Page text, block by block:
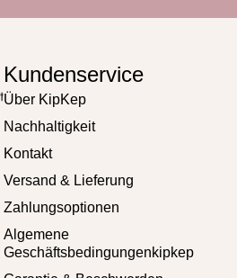
Kundenservice
Über KipKep
Nachhaltigkeit
Kontakt
Versand & Lieferung
Zahlungsoptionen
Algemene
Geschäftsbedingungenkipkep